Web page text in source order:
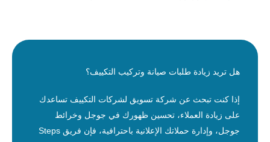
هل تريد زيادة طلبات صيانة وتركيب التكييف؟
إذا كنت تبحث عن شركة تسويق لشركات التكييف تساعدك
على زيادة العملاء، تحسين ظهورك في جوجل وخرائط
جوجل، وإدارة حملاتك الإعلانية باحترافية، فإن فريق Steps